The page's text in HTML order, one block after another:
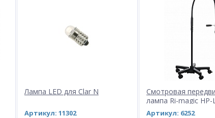
Лампа LED для Clar N
Артикул: 11302
Смотровая
лампа Ri-magic HP-
Артикул: 6252